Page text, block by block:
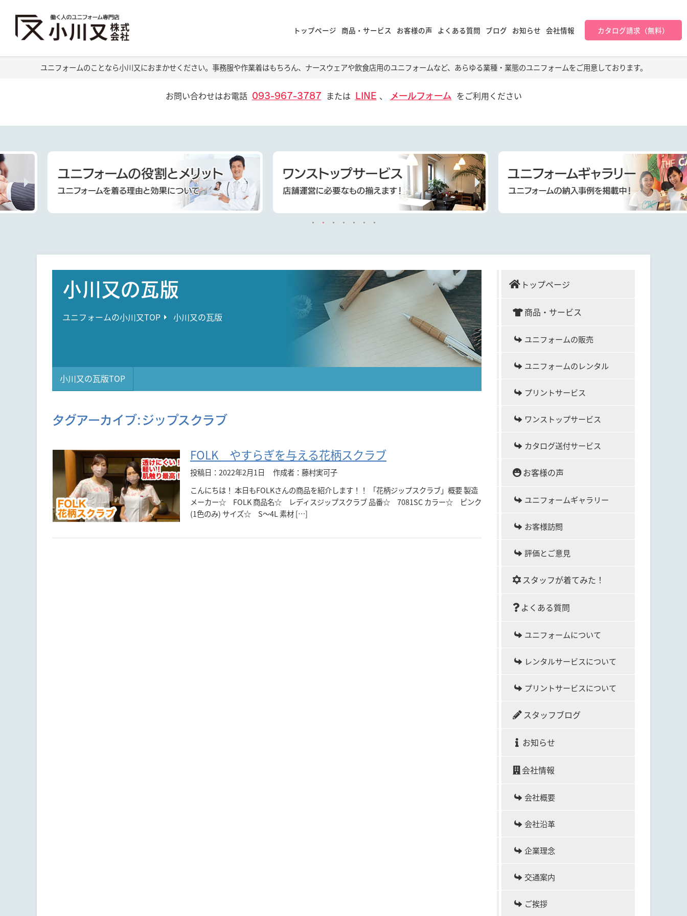
トップページ 商品・サービス お客様の声 よくある質問 ブログ お知らせ 会社情報 カタログ請求（無料）
ユニフォームのことなら小川又におまかせください。事務服や作業着はもちろん、ナースウェアや飲食店用のユニフォームなど、あらゆる業種・業態のユニフォームをご用意しております。
お問い合わせはお電話 093-967-3787 または LINE 、 メールフォーム をご利用ください
小川又の瓦版
ユニフォームの小川又TOP 小川又の瓦版
小川又の瓦版TOP
タグアーカイブ: ジップスクラブ
FOLK やすらぎを与える花柄スクラブ
投稿日：2022年2月1日
作成者：藤村実可子
こんにちは！ 本日もFOLKさんの商品を紹介します！！ 「花柄ジップスクラブ」概要 製造
メーカー☆ FOLK 商品名☆ レディスジップスクラブ 品番☆ 7081SC カラー☆ ピンク
(1色のみ) サイズ☆ S～4L 素材 […]
トップページ
商品・サービス
ユニフォームの販売
ユニフォームのレンタル
プリントサービス
ワンストップサービス
カタログ送付サービス
お客様の声
ユニフォームギャラリー
お客様訪問
評価とご意見
スタッフが着てみた！
よくある質問
ユニフォームについて
レンタルサービスについて
プリントサービスについて
スタッフブログ
お知らせ
会社情報
会社概要
会社沿革
企業理念
交通案内
ご挨拶